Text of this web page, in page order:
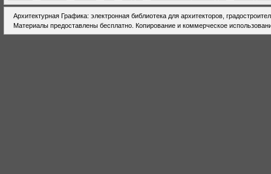
Архитектурная Графика: электронная библиотека для архитекторов,
Материалы предоставлены бесплатно. Копирование и коммерческое